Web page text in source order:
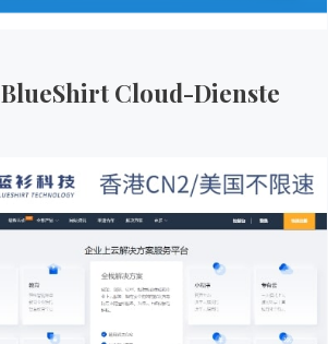
BlueShirt Cloud-Dienste